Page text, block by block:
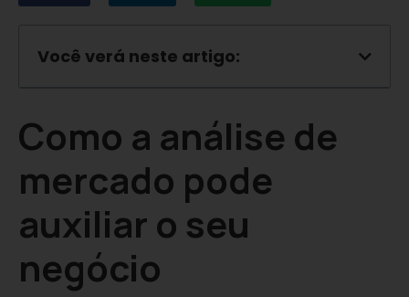
Você verá neste artigo:
Como a análise de
mercado pode
auxiliar o seu
negócio